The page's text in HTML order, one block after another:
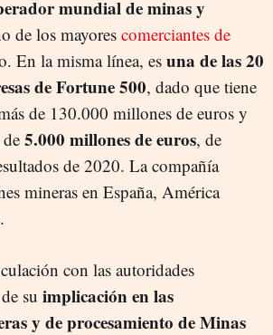
mundial de minas y
de los mayores comerciantes de
En la misma línea, esuna de las 20
de Fortune 500, dado que tiene
de 130.000 millones de euros y
5.000 millones de euros, de
de 2020. La compañía
mineras en España, América
con las autoridades
su implicación en las
y de procesamiento de Minas